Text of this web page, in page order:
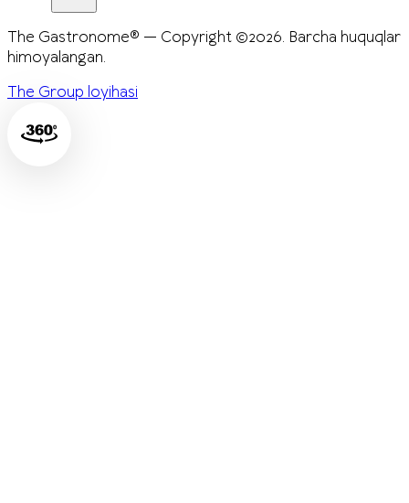
The Gastronome® — Copyright ©2026. Barcha huquqlar
himoyalangan.
The Group loyihasi